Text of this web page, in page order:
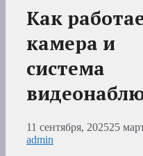
Как
камера и
система
11 сентября, 202525
admin